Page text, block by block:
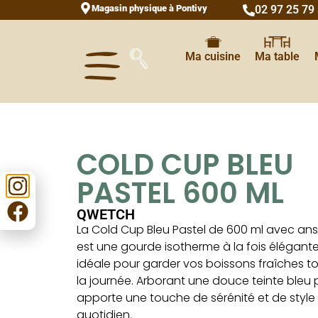
Magasin physique à Pontivy 02 97 25 79
Ma cuisine Ma table
COLD CUP BLEU
PASTEL 600 ML
QWETCH
La Cold Cup Bleu Pastel de 600 ml avec
est une gourde isotherme à la fois
idéale pour garder vos boissons fraîches
la journée. Arborant une douce teinte bleu
apporte une touche de sérénité et de